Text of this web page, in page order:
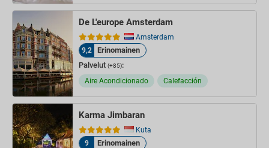
De L'europe Amsterdam
Amsterdam
9,2
Erinomainen
Palvelut (+85):
Aire Acondicionado Calefacción
Karma Jimbaran
Kuta
9
Erinomainen